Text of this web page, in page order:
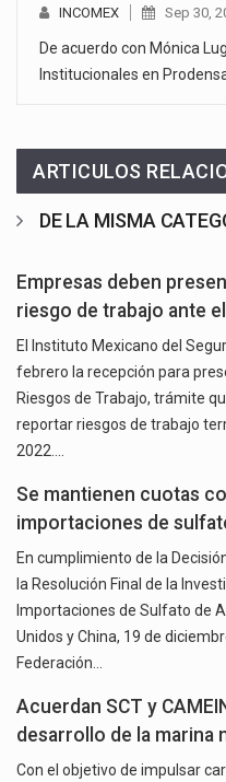
INCOMEX Sep 30,
De acuerdo con Mónica
Institucionales en
ARTICULOS
DE LA MISMA
Empresas deben
riesgo de trabajo ante
El Instituto Mexicano del
febrero la recepción para
Riesgos de Trabajo, trámite
reportar riesgos de trabajo
2022.…
Se mantienen cuotas
importaciones de
En cumplimiento de la
la Resolución Final de la
Importaciones de Sulfato de
Unidos y China, 19 de
Federación…
Acuerdan SCT y
desarrollo de la marina
Con el objetivo de impulsar